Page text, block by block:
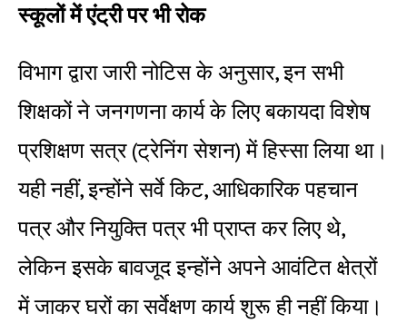
स्कूलों में एंट्री पर भी रोक
विभाग द्वारा जारी नोटिस के अनुसार, इन सभी
शिक्षकों ने जनगणना कार्य के लिए बकायदा विशेष
प्रशिक्षण सत्र (ट्रेनिंग सेशन) में हिस्सा लिया था।
यही नहीं, इन्होंने सर्वे किट, आधिकारिक पहचान
पत्र और नियुक्ति पत्र भी प्राप्त कर लिए थे,
लेकिन इसके बावजूद इन्होंने अपने आवंटित क्षेत्रों
में जाकर घरों का सर्वेक्षण कार्य शुरू ही नहीं किया।